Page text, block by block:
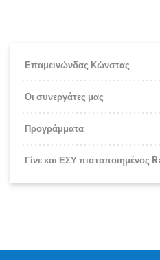
Επαμεινώνδας Κώνστας
Οι συνεργάτες μας
Προγράμματα
Γίνε και ΕΣΥ πιστοποιημένος